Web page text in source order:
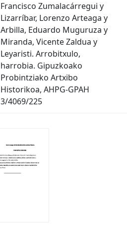
Francisco Zumalacárregui y
Lizarríbar, Lorenzo Arteaga y
Arbilla, Eduardo Muguruza y
Miranda, Vicente Zaldua y
Leyaristi. Arrobitxulo,
harrobia. Gipuzkoako
Probintziako Artxibo
Historikoa, AHPG-GPAH
3/4069/225